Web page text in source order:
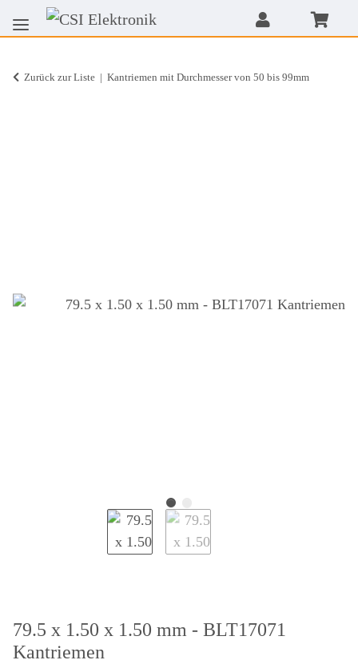
Zurück zur Liste Kantriemen mit Durchmesser von 50 bis 99mm
79.5 x 1.50 x 1.50 mm - BLT17071
Kantriemen